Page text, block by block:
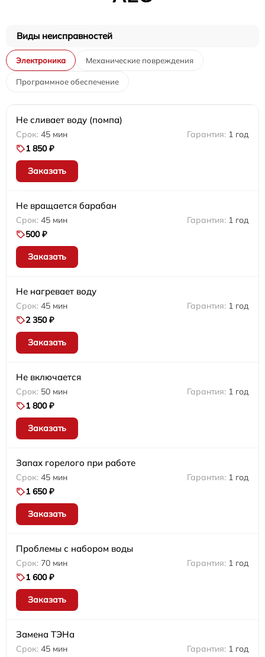
Виды неисправностей
Электроника Механические повреждения
Программное обеспечение
Не сливает воду (помпа)
45 мин
1 год
1 850 ₽
Заказать
Не вращается барабан
45 мин
1 год
500 ₽
Заказать
Не нагревает воду
45 мин
1 год
2 350 ₽
Заказать
Не включается
50 мин
1 год
1 800 ₽
Заказать
Запах горелого при работе
45 мин
1 год
1 650 ₽
Заказать
Проблемы с набором воды
70 мин
1 год
1 600 ₽
Заказать
Замена ТЭНа
45 мин
1 год